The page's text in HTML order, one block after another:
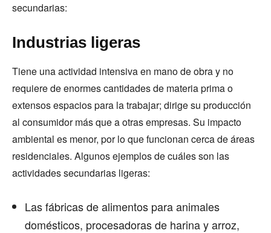
secundarias:
Industrias ligeras
Tiene una actividad intensiva en mano de obra y no
requiere de enormes cantidades de materia prima o
extensos espacios para la trabajar; dirige su producción
al consumidor más que a otras empresas. Su impacto
ambiental es menor, por lo que funcionan cerca de áreas
residenciales. Algunos ejemplos de cuáles son las
actividades secundarias ligeras:
Las fábricas de alimentos para animales
domésticos, procesadoras de harina y arroz,